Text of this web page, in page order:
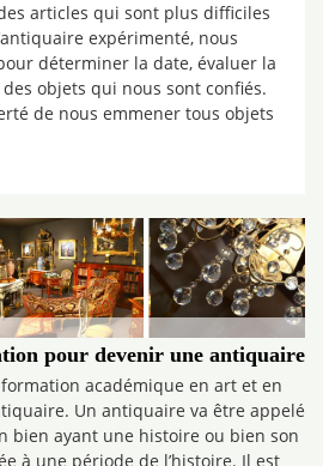
articles qui sont plus difficiles
expérimenté, nous
déterminer la date, évaluer la
objets qui nous sont confiés.
de nous emmener tous objets
pour devenir une antiquaire
académique en art et en
Un antiquaire va être appelé
bien ayant une histoire ou bien son
à une période de l’histoire. Il est